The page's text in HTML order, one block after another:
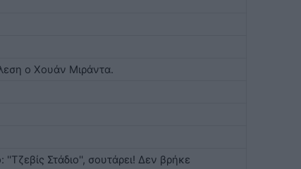
ο Χουάν Μιράντα.
Στάδιο'', σουτάρει! Δεν βρήκε